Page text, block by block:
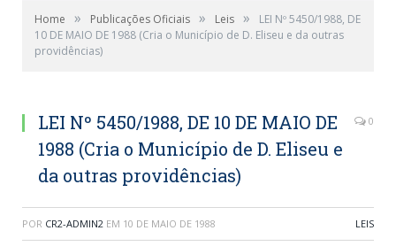
Home » Publicações Oficiais » Leis »
LEI Nº 5450/1988, DE
10 DE MAIO DE 1988 (Cria o Município de D. Eliseu e da outras
providências)
LEI Nº 5450/1988, DE 10 DE MAIO DE
1988 (Cria o Município de D. Eliseu e
da outras providências)
0
POR CR2-ADMIN2 EM 10 DE MAIO DE 1988 LEIS